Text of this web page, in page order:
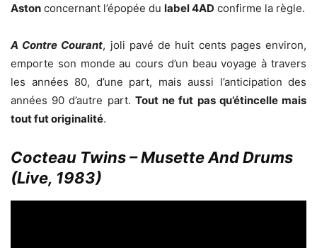
Aston concernant l’épopée du label 4AD confirme la règle.
A Contre Courant, joli pavé de huit cents pages environ,
emporte son monde au cours d’un beau voyage à travers
les années 80, d’une part, mais aussi l’anticipation des
années 90 d’autre part. Tout ne fut pas qu’étincelle mais
tout fut originalité.
Cocteau Twins – Musette And Drums
(Live, 1983)